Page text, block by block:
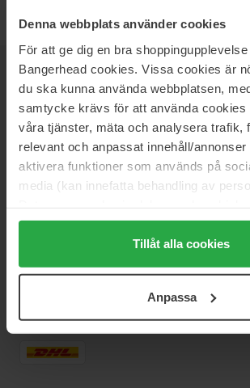
Denna webbplats använder cookies
För att ge dig en bra
Bangerhead cookies. Vissa cookies är
du ska kunna använda webbplatsen,
samtycke krävs för att använda cookies
våra tjänster, mäta och analysera trafik,
relevant och anpassat innehåll/
aktivera funktioner som används på
media (kan innefatta behandling av
Genom att trycka på "Tillåt alla cookies"
alla cookies, medan du under "Detaljer"
användningen av cookies. Du kan när
samt vår Integritetspolicy.
Tillåt alla cookies
Anpassa
NIEUWSBRIEF
WEES ALS EERSTE OP DE
Wil je het beste beauty-nieuws direct in je
aanbiedingen!
SNELLE LEVERING